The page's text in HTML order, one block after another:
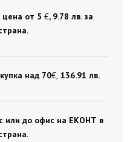
цена от 5 €, 9.78 лв. за
над 70€ , 136.91 лв.
или до офис на ЕКОНТ в